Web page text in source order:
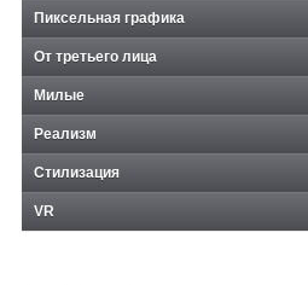
Пиксельная графика
От третьего лица
Милые
Реализм
Стилизация
VR